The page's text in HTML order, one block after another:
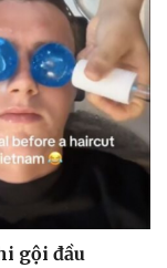
gội đầu